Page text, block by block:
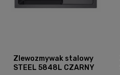
Zlewozmywak stalowy
STEEL 5848L CZARNY